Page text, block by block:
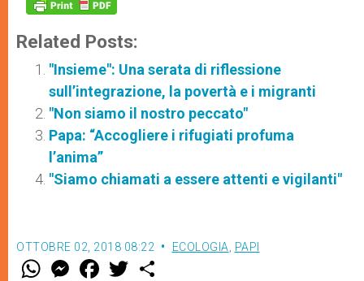
Related Posts:
"Insieme": Una serata di riflessione
sull’integrazione, la povertà e i migranti
"Non siamo il nostro peccato"
Papa: “Accogliere i rifugiati profuma
l’anima”
"Siamo chiamati a essere attenti e vigilanti"
OTTOBRE 02, 2018 08:22 ECOLOGIA PAPI
W M
e
F
a w